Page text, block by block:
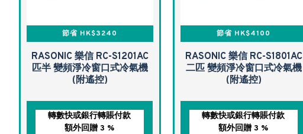
節省 HK$3240
RASONIC 樂信 RC-S1201AC
匹半 變頻淨冷窗口式冷氣機
(附遙控)
轉數快或銀行轉賬付款
額外回贈 3 %
節省 HK$4100
RASONIC 樂信 RC-S1801AC
二匹 變頻淨冷窗口式冷氣機
(附遙控)
轉數快或銀行轉賬付款
額外回贈 3 %